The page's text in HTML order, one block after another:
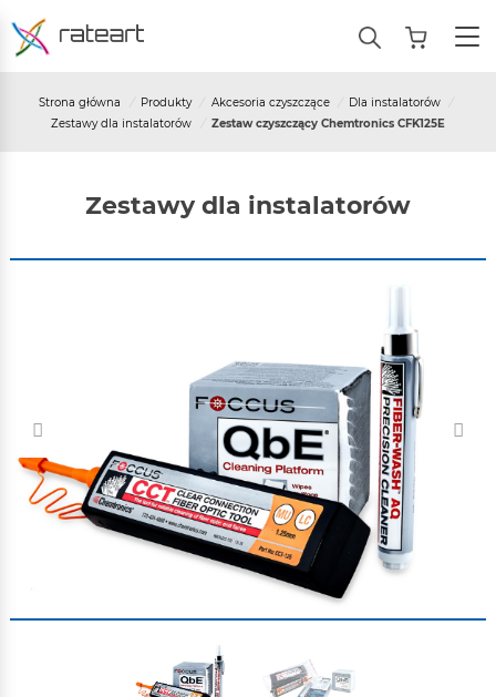
Strona główna Produkty Akcesoria czyszczące Dla instalatorów
Zestawy dla instalatorów
Zestaw czyszczący Chemtronics CFK125E
Zestawy dla instalatorów